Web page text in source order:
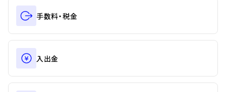
手数料・税金
入出金